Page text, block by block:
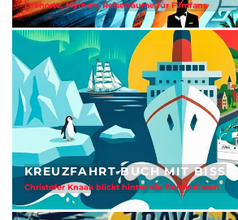
KREUZFAHRT-BUCH MIT BISS
Christofer Knaak blickt hinter die Bordkulissen